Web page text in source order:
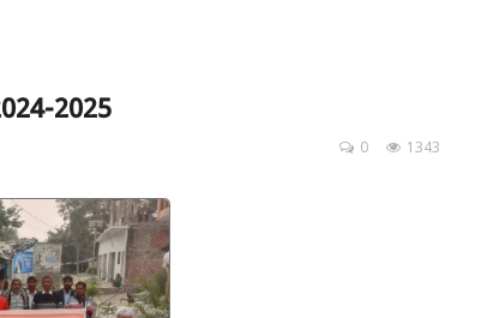
2025
1343
0